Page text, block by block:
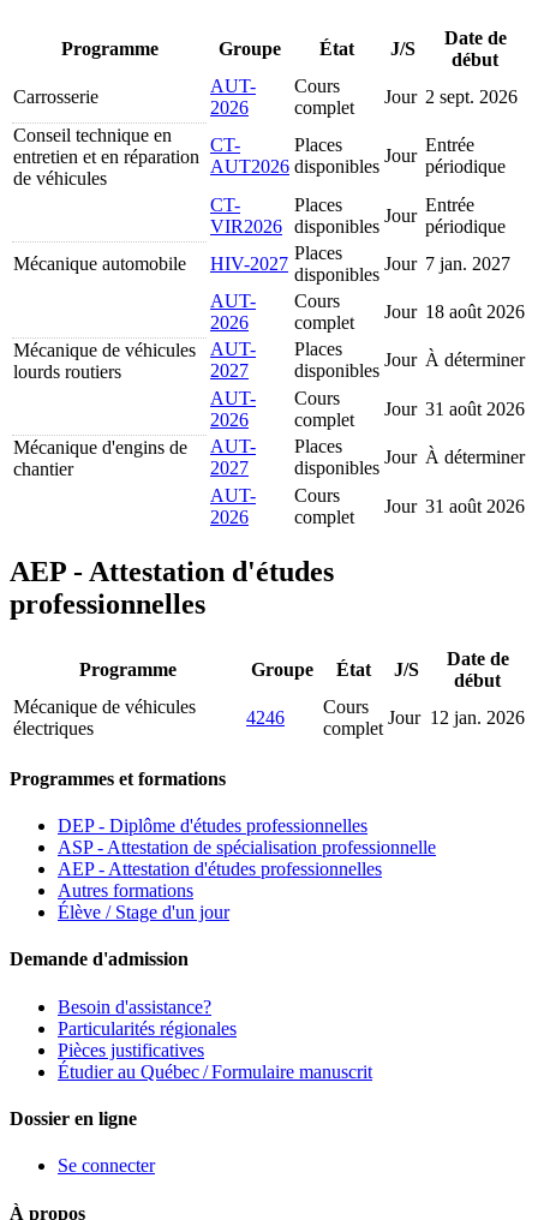
Programme Groupe État J/S
Date de
début
Carrosserie
AUT-
2026
Cours
complet
Jour 2 sept. 2026
Conseil technique en
entretien et en réparation
de véhicules
CT-
AUT2026
Places
disponibles
Jour
Entrée
périodique
CT-
VIR2026
Places
disponibles
Jour
Entrée
périodique
Mécanique automobile
HIV-2027
Places
disponibles
Jour 7 jan. 2027
AUT-
2026
Cours
complet
Jour 18 août 2026
Mécanique de véhicules
lourds routiers
AUT-
2027
Places
disponibles
Jour À déterminer
AUT-
2026
Cours
complet
Jour 31 août 2026
Mécanique d'engins de
chantier
AUT-
2027
Places
disponibles
Jour À déterminer
AUT-
2026
Cours
complet
Jour 31 août 2026
AEP - Attestation d'études
professionnelles
Programme Groupe État J/S
Date de
début
Mécanique de véhicules
électriques
4246
Cours
complet
Jour 12 jan. 2026
Programmes et formations
DEP - Diplôme d'études professionnelles
ASP - Attestation de spécialisation professionnelle
AEP - Attestation d'études professionnelles
Autres formations
Élève / Stage d'un jour
Demande d'admission
Besoin d'assistance?
Particularités régionales
Pièces justificatives
Étudier au Québec / Formulaire manuscrit
Dossier en ligne
Se connecter
À propos